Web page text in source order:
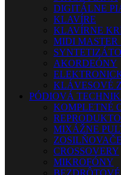
DIGITÁLNE
KLAVÍRE
KLAVÍRNE
MIDI
AKORDEÓNY
KLÁVESOVÉ
PÓDIOVÁ
KOMPLETNÉ
MIXÁŽNE
ZOSILŇOVAČE
CROSSOVERY
MIKROFÓNY